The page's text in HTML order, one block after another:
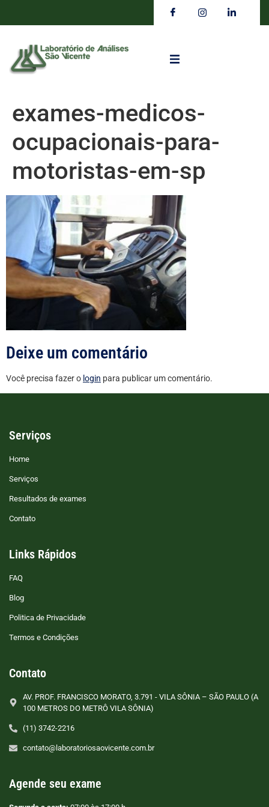
exames-medicos-
ocupacionais-para-
motoristas-em-sp
Deixe um comentário
Você precisa fazer o login para publicar um comentário.
Serviços
Home
Serviços
Resultados de exames
Contato
Links Rápidos
FAQ
Blog
Politica de Privacidade
Termos e Condições
Contato
AV. PROF. FRANCISCO MORATO, 3.791 - VILA SÔNIA – SÃO PAULO (A
100 METROS DO METRÔ VILA SÔNIA)
(11) 3742-2216
contato@laboratoriosaovicente.com.br
Agende seu exame